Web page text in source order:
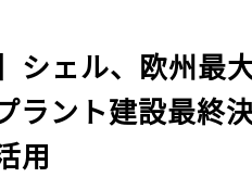
シェル、欧州最
ラント建設最終
用